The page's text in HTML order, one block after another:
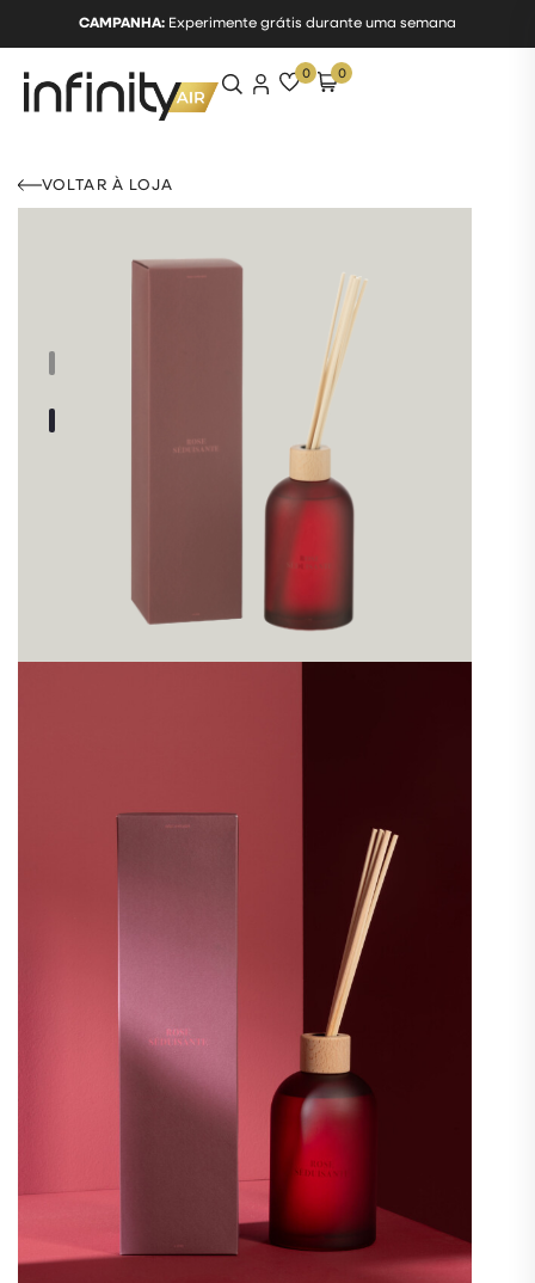
CAMPANHA: Experimente grátis durante uma semana
0 0
VOLTAR À LOJA